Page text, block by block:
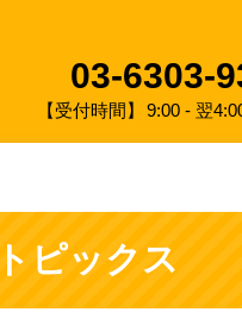
03-6303-
【受付時間】 9:00 - 翌
ピックス